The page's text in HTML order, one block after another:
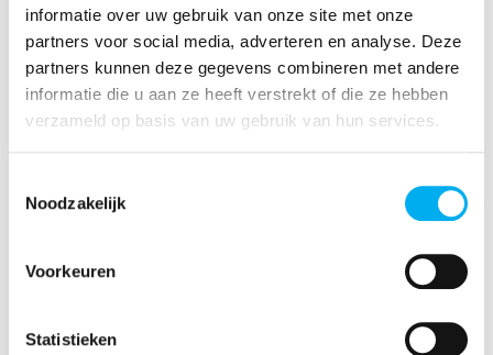
informatie over uw gebruik van onze site met onze
partners voor social media, adverteren en analyse. Deze
partners kunnen deze gegevens combineren met andere
informatie die u aan ze heeft verstrekt of die ze hebben
verzameld op basis van uw gebruik van hun services.
Noodzakelijk
Voorkeuren
Statistieken
Je eigen KLJ 100-initiatief
Het historisch luik van KLJ